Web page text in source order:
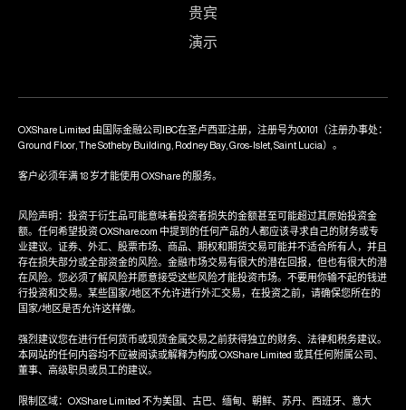
贵宾
演示
OXShare Limited 由国际金融公司IBC在圣卢西亚注册，注册号为00101（注册办事处：
Ground Floor, The Sotheby Building, Rodney Bay, Gros-Islet, Saint Lucia）。
客户必须年满 18 岁才能使用 OXShare 的服务。
风险声明：投资于衍生品可能意味着投资者损失的金额甚至可能超过其原始投资金
额。任何希望投资 OXShare.com 中提到的任何产品的人都应该寻求自己的财务或专
业建议。证券、外汇、股票市场、商品、期权和期货交易可能并不适合所有人，并且
存在损失部分或全部资金的风险。金融市场交易有很大的潜在回报，但也有很大的潜
在风险。您必须了解风险并愿意接受这些风险才能投资市场。不要用你输不起的钱进
行投资和交易。某些国家/地区不允许进行外汇交易，在投资之前，请确保您所在的
国家/地区是否允许这样做。
强烈建议您在进行任何货币或现货金属交易之前获得独立的财务、法律和税务建议。
本网站的任何内容均不应被阅读或解释为构成 OXShare Limited 或其任何附属公司、
董事、高级职员或员工的建议。
限制区域：OXShare Limited 不为美国、古巴、缅甸、朝鲜、苏丹、西班牙、意大